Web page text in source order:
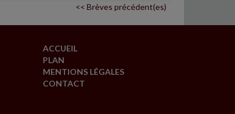
<< Brèves précédent(es)
ACCUEIL
PLAN
MENTIONS LÉGALES
CONTACT